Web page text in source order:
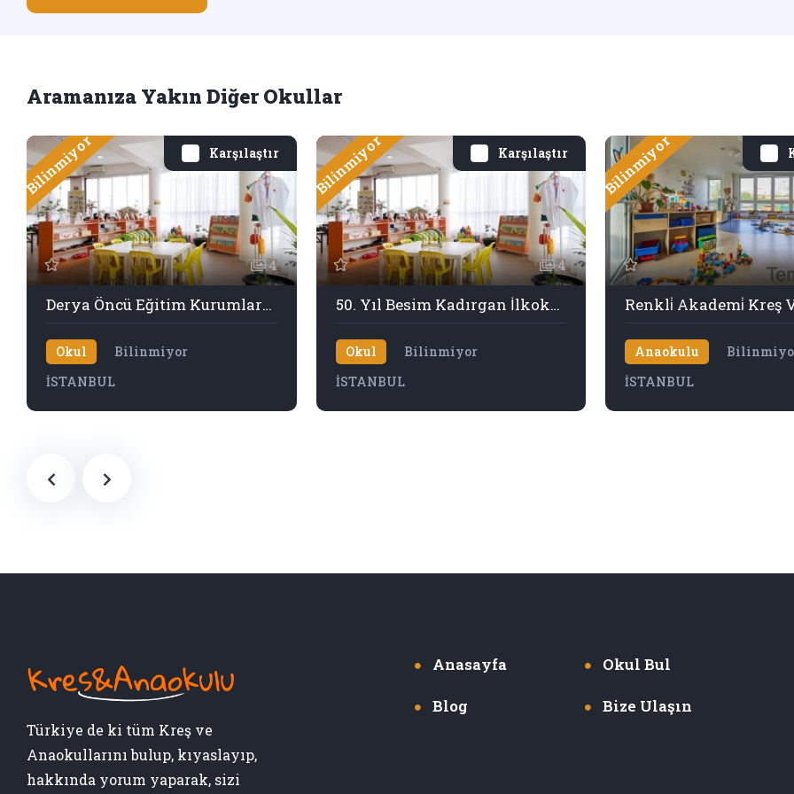
Aramanıza Yakın Diğer Okullar
Karşılaştır
Bilinmiyor
4
Derya Öncü Eğitim Kurumları Çekmeköy Kampüsü
Okul
Bilinmiyor
İSTANBUL
Karşılaştır
Bilinmiyor
4
50. Yıl Besim Kadırgan İlkokulu
Okul
Bilinmiyor
İSTANBUL
Bilinmiyor
Anaokulu
İSTANBUL
Türkiye de ki tüm Kreş ve
Anaokullarını bulup, kıyaslayıp,
hakkında yorum yaparak, sizi
Anasayfa Okul Bul
Blog Bize Ulaşın